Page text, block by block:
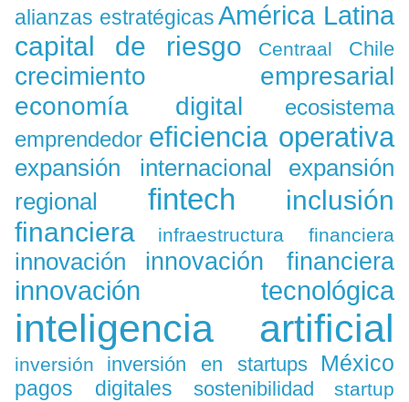
alianzas estratégicas América Latina
capital de riesgo Centraal Chile
crecimiento empresarial
economía digital
ecosistema
emprendedor eficiencia operativa
expansión internacional
expansión
regional
fintech
inclusión
financiera
infraestructura financiera
innovación innovación financiera
innovación tecnológica
inteligencia artificial
inversión inversión en startups México
pagos digitales sostenibilidad
startup